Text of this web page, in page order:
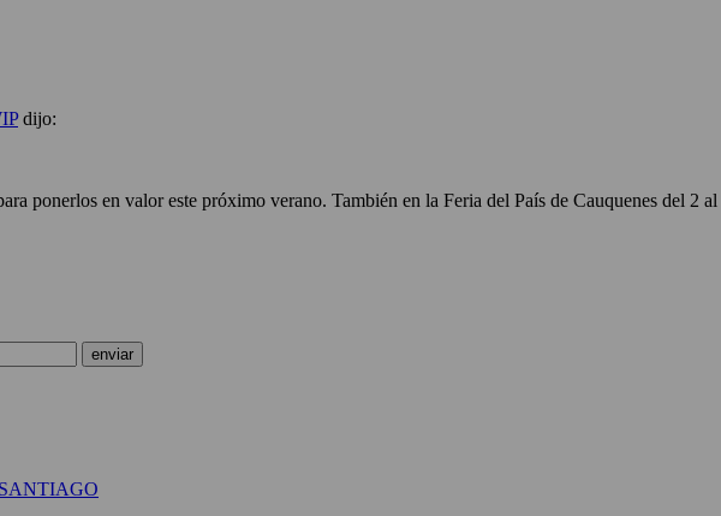
dijo:
ponerlos en valor este próximo verano. También en la Feria del País de Cauquenes del 2